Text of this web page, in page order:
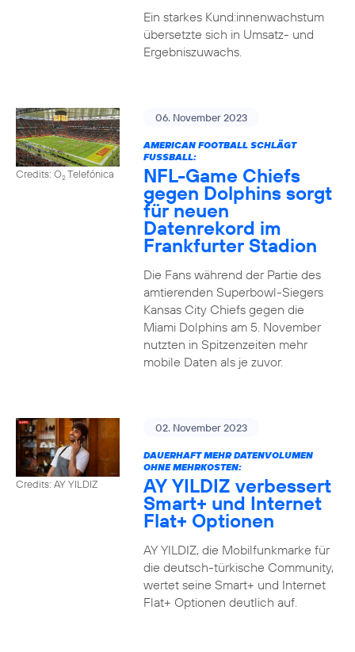
Ein starkes Kund:innenwachstum
übersetzte sich in Umsatz- und
Ergebniszuwachs.
Credits: O2Telefónica
06. November 2023
AMERICAN FOOTBALL SCHLÄGT
FUSSBALL:
NFL-Game Chiefs
gegen Dolphins sorgt
für neuen
Datenrekord im
Frankfurter Stadion
Die Fans während der Partie des
amtierenden Superbowl-Siegers
Kansas City Chiefs gegen die
Miami Dolphins am 5. November
nutzten in Spitzenzeiten mehr
mobile Daten als je zuvor.
Credits: AY YILDIZ
02. November 2023
DAUERHAFT MEHR DATENVOLUMEN
OHNE MEHRKOSTEN:
AY YILDIZ verbessert
Smart+ und Internet
Flat+ Optionen
AY YILDIZ, die Mobilfunkmarke für
die deutsch-türkische Community,
wertet seine Smart+ und Internet
Flat+ Optionen deutlich auf.